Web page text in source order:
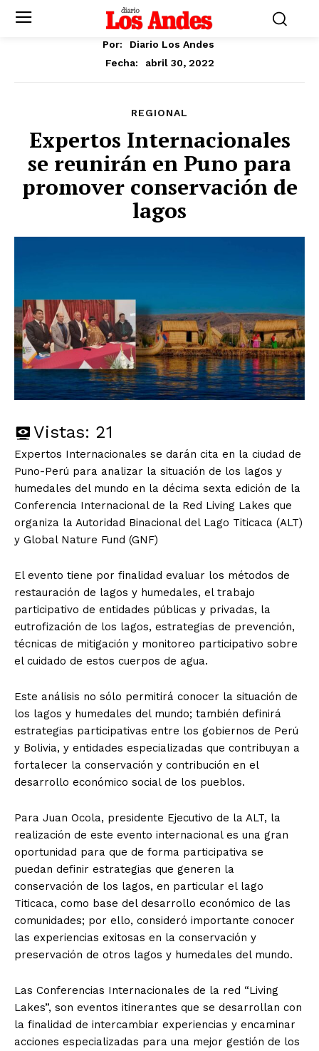
Por:
Diario Los Andes
Fecha:
abril 30, 2022
REGIONAL
Expertos Internacionales
se reunirán en Puno para
promover conservación de
lagos
Vistas: 21
Expertos Internacionales se darán cita en la ciudad de
Puno-Perú para analizar la situación de los lagos y
humedales del mundo en la décima sexta edición de la
Conferencia Internacional de la Red Living Lakes que
organiza la Autoridad Binacional del Lago Titicaca (ALT)
y Global Nature Fund (GNF)
El evento tiene por finalidad evaluar los métodos de
restauración de lagos y humedales, el trabajo
participativo de entidades públicas y privadas, la
eutrofización de los lagos, estrategias de prevención,
técnicas de mitigación y monitoreo participativo sobre
el cuidado de estos cuerpos de agua.
Este análisis no sólo permitirá conocer la situación de
los lagos y humedales del mundo; también definirá
estrategias participativas entre los gobiernos de Perú
y Bolivia, y entidades especializadas que contribuyan a
fortalecer la conservación y contribución en el
desarrollo económico social de los pueblos.
Para Juan Ocola, presidente Ejecutivo de la ALT, la
realización de este evento internacional es una gran
oportunidad para que de forma participativa se
puedan definir estrategias que generen la
conservación de los lagos, en particular el lago
Titicaca, como base del desarrollo económico de las
comunidades; por ello, consideró importante conocer
las experiencias exitosas en la conservación y
preservación de otros lagos y humedales del mundo.
Las Conferencias Internacionales de la red “Living
Lakes”, son eventos itinerantes que se desarrollan con
la finalidad de intercambiar experiencias y encaminar
acciones especializadas para una mejor gestión de los